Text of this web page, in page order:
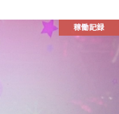
稼働記録